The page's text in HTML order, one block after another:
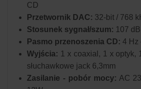
CD
Przetwornik DAC: 32-bit / 768
Stosunek sygnał/szum: 107 dB
Pasmo przenoszenia CD: 4 Hz
Wyjścia: 1 x coaxial, 1 x optyk,
słuchawkowe jack 6,3mm
Zasilanie - pobór mocy: AC